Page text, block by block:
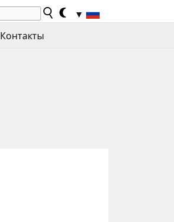
▼
Контакты